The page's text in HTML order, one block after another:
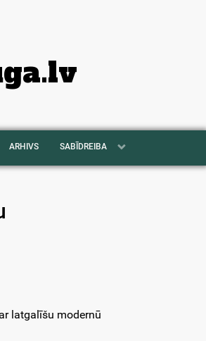
ARHIVS SABĪDREIBA
latgalīšu modernū